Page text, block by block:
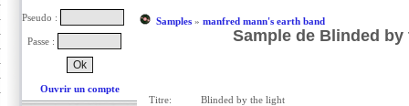
Pseudo :
Passe :
Ouvrir un compte
Samples» manfred mann's earth band
Sample de Blinded
Titre: Blinded by the light